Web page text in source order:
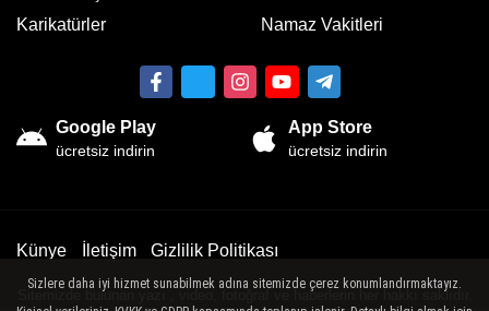
Karikatürler
Namaz Vakitleri
Google Play
ücretsiz indirin
App Store
ücretsiz indirin
Künye İletişim Gizlilik Politikası
Sitemizde bulunan yazı , video, fotoğraf ve haberlerin her hakkı saklıdır.
Sizlere daha iyi hizmet sunabilmek adına sitemizde çerez konumlandırmaktayız.